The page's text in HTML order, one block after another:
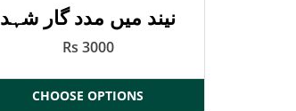
نیند میں مدد گار شہد
Rs 3000
CHOOSE OPTIONS